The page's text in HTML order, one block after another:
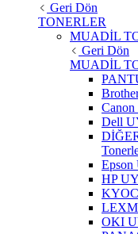
Geri Dön
TONERLER
MUADİL
Geri Dön
MUADİL
Dell
HP
OKI